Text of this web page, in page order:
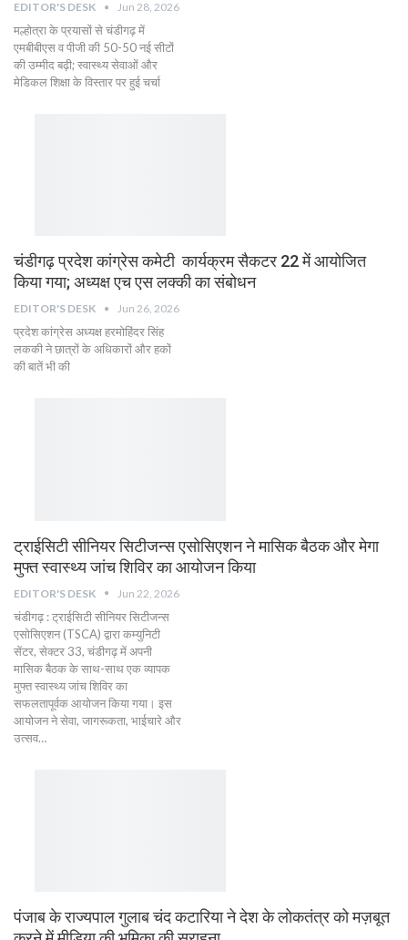
EDITOR'S DESK Jun 28, 2026
मल्होत्रा के प्रयासों से चंडीगढ़ में
एमबीबीएस व पीजी की 50-50 नई सीटों
की उम्मीद बढ़ी; स्वास्थ्य सेवाओं और
मेडिकल शिक्षा के विस्तार पर हुई चर्चा
चंडीगढ़ प्रदेश कांग्रेस कमेटी कार्यक्रम सैकटर 22 में आयोजित
किया गया; अध्यक्ष एच एस लक्की का संबोधन
EDITOR'S DESK Jun 26, 2026
प्रदेश कांग्रेस अध्यक्ष हरमोहिंदर सिंह
लककी ने छात्रों के अधिकारों और हकों
की बातें भी की
​ट्राईसिटी सीनियर सिटीजन्स एसोसिएशन ने मासिक बैठक और मेगा
मुफ्त स्वास्थ्य जांच शिविर का आयोजन किया
EDITOR'S DESK Jun 22, 2026
​चंडीगढ़ : ​ट्राईसिटी सीनियर सिटीजन्स
एसोसिएशन (TSCA) द्वारा कम्युनिटी
सेंटर, सेक्टर 33, चंडीगढ़ में अपनी
मासिक बैठक के साथ-साथ एक व्यापक
मुफ्त स्वास्थ्य जांच शिविर का
सफलतापूर्वक आयोजन किया गया। इस
आयोजन ने सेवा, जागरूकता, भाईचारे और
उत्सव…
पंजाब के राज्यपाल गुलाब चंद कटारिया ने देश के लोकतंत्र को मज़बूत